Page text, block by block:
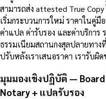
สามารถส่ง attested True
เริ่มกระบวนการใหม่ ราคาในคู่มื
ค่าแปล ค่ารับรอง และค่าบริการ
ธรรมเนียมสถานกงสุลปลายทา
ปรับหลังเราเสนอราคา เรารับผิ
มุมมองเชิงปฏิบัติ —
Notary + แปลรับรอง